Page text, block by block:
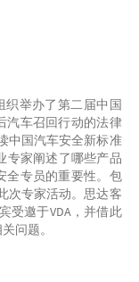
织举办了第二届中国
汽车召回行动的法律
中国汽车安全新标准
专家阐述了哪些产品
全专员的重要性。包
次专家活动。思达客
受邀于VDA，并借此
问题。